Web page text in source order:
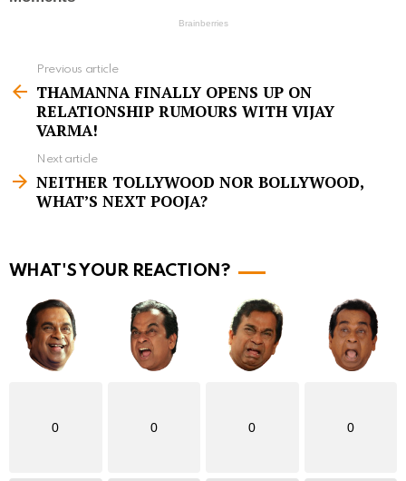
e
o
Previous article
THAMANNA FINALLY OPENS UP ON
RELATIONSHIP RUMOURS WITH VIJAY
VARMA!
Next article
NEITHER TOLLYWOOD NOR BOLLYWOOD,
WHAT’S NEXT POOJA?
WHAT'S YOUR REACTION?
0 0 0 0